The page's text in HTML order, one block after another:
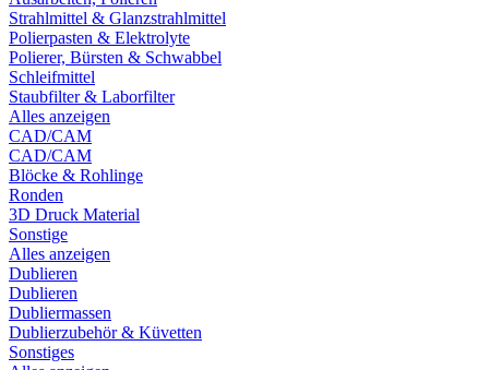
Strahlmittel & Glanzstrahlmittel
Polierpasten & Elektrolyte
Polierer, Bürsten & Schwabbel
Schleifmittel
Staubfilter & Laborfilter
Alles anzeigen
CAD/CAM
CAD/CAM
Blöcke & Rohlinge
Ronden
3D Druck Material
Sonstige
Alles anzeigen
Dublieren
Dublieren
Dubliermassen
Dublierzubehör & Küvetten
Sonstiges